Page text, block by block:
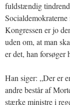
fuldstændig
Kongressen er jo
uden om, at man
er det, han forsøger
Han siger: „Der er
andre består af
stærke ministre i